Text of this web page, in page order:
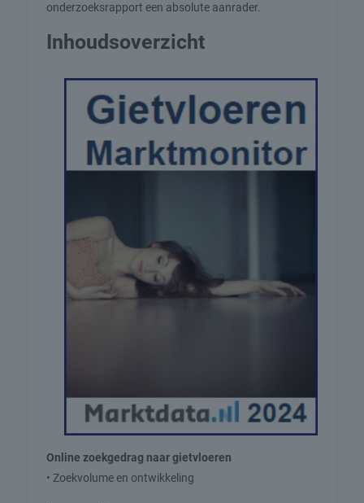
onderzoeksrapport een absolute aanrader.
Inhoudsoverzicht
Online zoekgedrag naar gietvloeren
• Zoekvolume en ontwikkeling